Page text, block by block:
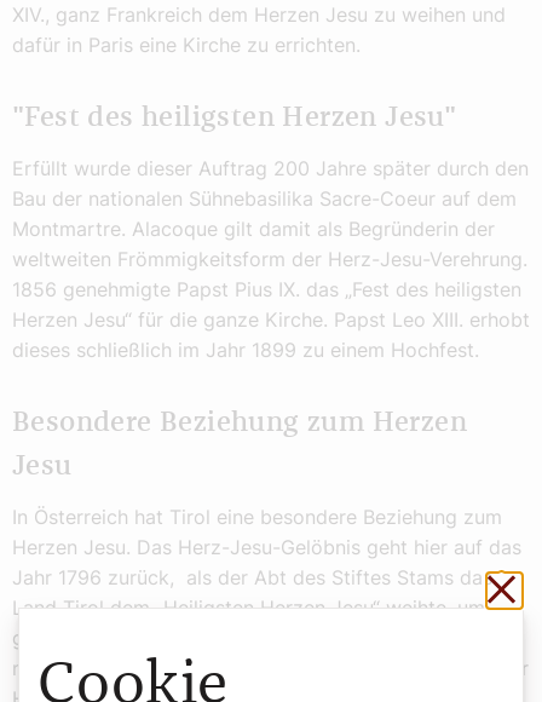
XIV., ganz Frankreich dem Herzen Jesu zu weihen und
dafür in Paris eine Kirche zu errichten.
"Fest des heiligsten Herzen Jesu"
Erfüllt wurde dieser Auftrag 200 Jahre später durch den
Bau der nationalen Sühnebasilika Sacre-Coeur auf dem
Montmartre. Alacoque gilt damit als Begründerin der
weltweiten Frömmigkeitsform der Herz-Jesu-Verehrung.
1856 genehmigte Papst Pius IX. das „Fest des heiligsten
Herzen Jesu“ für die ganze Kirche. Papst Leo XIII. erhobt
dieses schließlich im Jahr 1899 zu einem Hochfest.
Besondere Beziehung zum Herzen
Jesu
In Österreich hat Tirol eine besondere Beziehung zum
Herzen Jesu. Das Herz-Jesu-Gelöbnis geht hier auf das
Jahr 1796 zurück, als der Abt des Stiftes Stams das
Land Tirol dem „Heiligsten Herzen Jesu“ weihte, um
göttlichen Beistand im Widerstand gegen die
napoleonischen Truppen zu erhalten. Seit 2016 steht der
Cookie